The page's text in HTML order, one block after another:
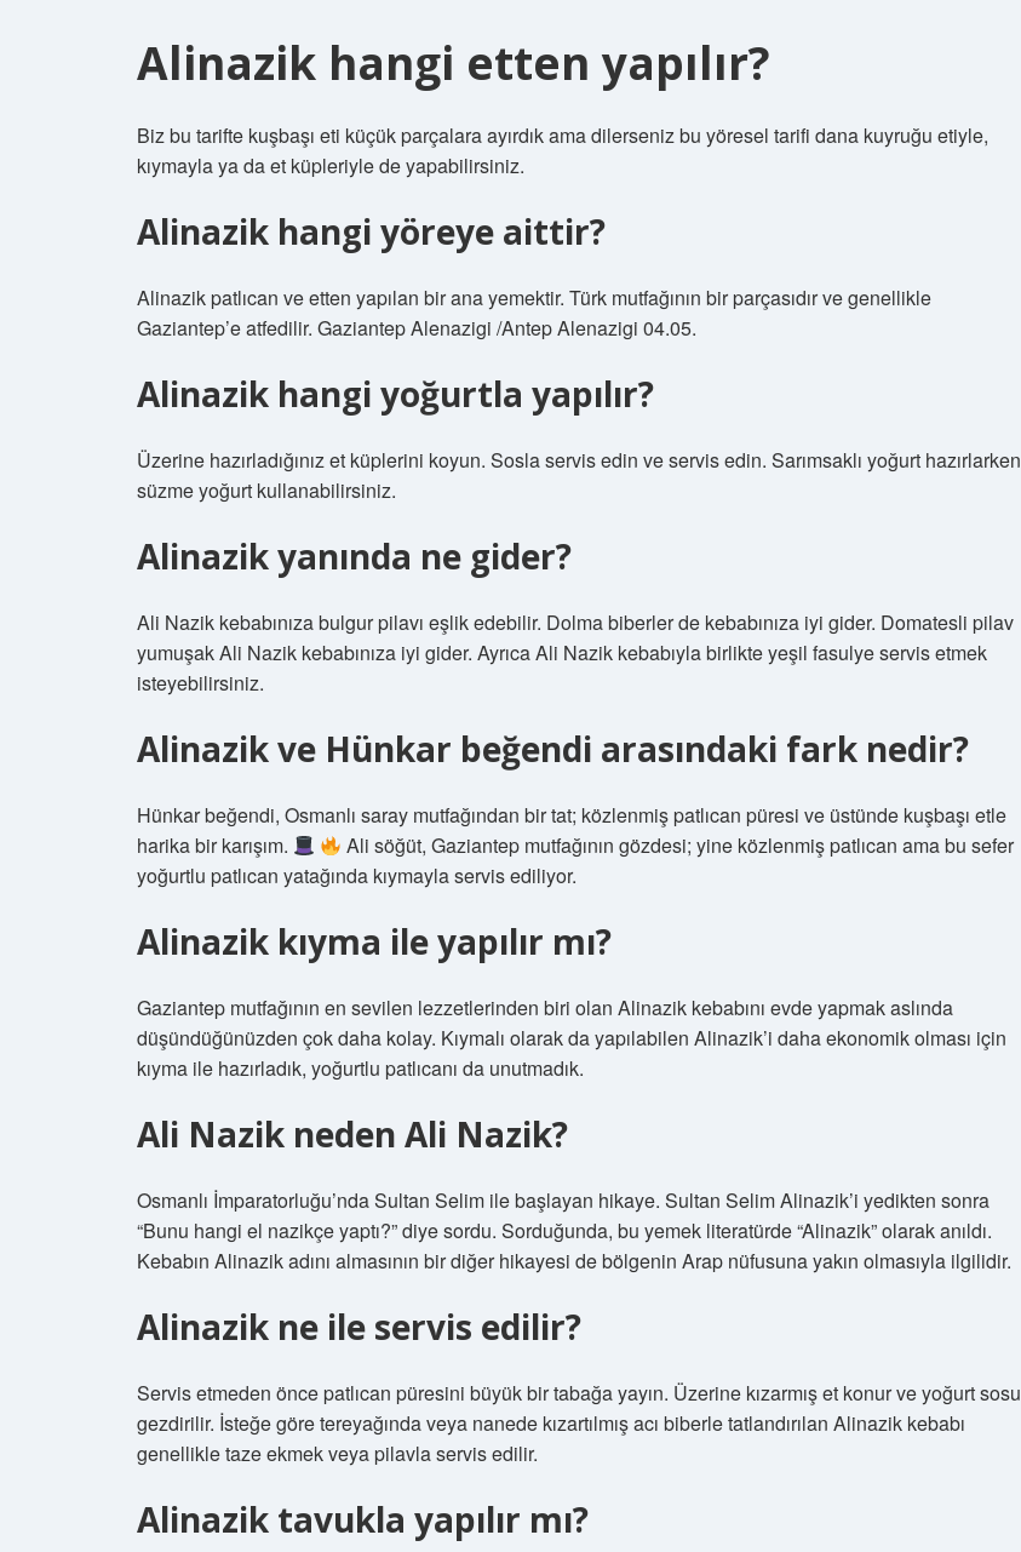
Alinazik hangi etten yapılır?
Biz bu tarifte kuşbaşı eti küçük parçalara ayırdık ama dilerseniz bu yöresel tarifi dana kuyruğu etiyle,
kıymayla ya da et küpleriyle de yapabilirsiniz.
Alinazik hangi yöreye aittir?
Alinazik patlıcan ve etten yapılan bir ana yemektir. Türk mutfağının bir parçasıdır ve genellikle
Gaziantep’e atfedilir. Gaziantep Alenazigi /Antep Alenazigi 04.05.
Alinazik hangi yoğurtla yapılır?
Üzerine hazırladığınız et küplerini koyun. Sosla servis edin ve servis edin. Sarımsaklı yoğurt hazırlarken
süzme yoğurt kullanabilirsiniz.
Alinazik yanında ne gider?
Ali Nazik kebabınıza bulgur pilavı eşlik edebilir. Dolma biberler de kebabınıza iyi gider. Domatesli pilav
yumuşak Ali Nazik kebabınıza iyi gider. Ayrıca Ali Nazik kebabıyla birlikte yeşil fasulye servis etmek
isteyebilirsiniz.
Alinazik ve Hünkar beğendi arasındaki fark nedir?
Hünkar beğendi, Osmanlı saray mutfağından bir tat; közlenmiş patlıcan püresi ve üstünde kuşbaşı etle
harika bir karışım.
Ali söğüt, Gaziantep mutfağının gözdesi; yine közlenmiş patlıcan ama bu sefer
yoğurtlu patlıcan yatağında kıymayla servis ediliyor.
Alinazik kıyma ile yapılır mı?
Gaziantep mutfağının en sevilen lezzetlerinden biri olan Alinazik kebabını evde yapmak aslında
düşündüğünüzden çok daha kolay. Kıymalı olarak da yapılabilen Alinazik’i daha ekonomik olması için
kıyma ile hazırladık, yoğurtlu patlıcanı da unutmadık.
Ali Nazik neden Ali Nazik?
Osmanlı İmparatorluğu’nda Sultan Selim ile başlayan hikaye. Sultan Selim Alinazik’i yedikten sonra
“Bunu hangi el nazikçe yaptı?” diye sordu. Sorduğunda, bu yemek literatürde “Alinazik” olarak anıldı.
Kebabın Alinazik adını almasının bir diğer hikayesi de bölgenin Arap nüfusuna yakın olmasıyla ilgilidir.
Alinazik ne ile servis edilir?
Servis etmeden önce patlıcan püresini büyük bir tabağa yayın. Üzerine kızarmış et konur ve yoğurt sosu
gezdirilir. İsteğe göre tereyağında veya nanede kızartılmış acı biberle tatlandırılan Alinazik kebabı
genellikle taze ekmek veya pilavla servis edilir.
Alinazik tavukla yapılır mı?